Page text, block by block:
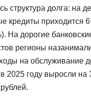
структура долга: на
кредиты приходится
На дорогие
регионы
на обслуживание
2025 году выросли на